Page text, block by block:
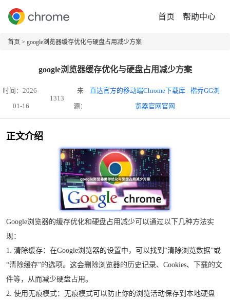
首页 帮助中心
首页 > google浏览器缓存优化与硬盘占用减少方案
google浏览器缓存优化与硬盘占用减少方案
时间：2026-
01-16
1313
来
源：
直达官方的移动端Chrome下载库 - 楷乔GG浏
览器官网官网
正文介绍
Google浏览器的缓存优化和硬盘占用减少可以通过以下几种方法实
现：
1. 清除缓存：在Google浏览器的设置中，可以找到“清除浏览数据”或
“清除缓存”的选项。这会删除浏览器的历史记录、Cookies、下载的文
件等，从而减少硬盘占用。
2. 使用无痕模式：无痕模式可以防止你的浏览活动保存到本地硬盘